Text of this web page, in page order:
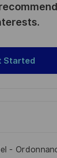
Started
-